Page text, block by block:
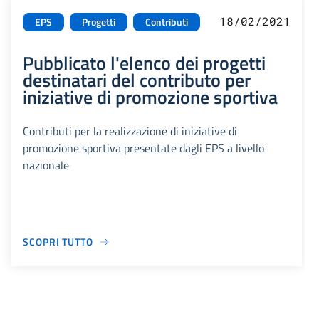
EPS Progetti Contributi 18/02/2021
Pubblicato l'elenco dei progetti
destinatari del contributo per
iniziative di promozione sportiva
Contributi per la realizzazione di iniziative di
promozione sportiva presentate dagli EPS a livello
nazionale
SCOPRI TUTTO